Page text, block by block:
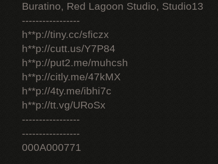
Buratino, Red Lagoon Studio, Studio13
-----------------
h**p://tiny.cc/sficzx
h**p://cutt.us/Y7P84
h**p://put2.me/muhcsh
h**p://citly.me/47kMX
h**p://4ty.me/ibhi7c
h**p://tt.vg/URoSx
-----------------
-----------------
000A000771